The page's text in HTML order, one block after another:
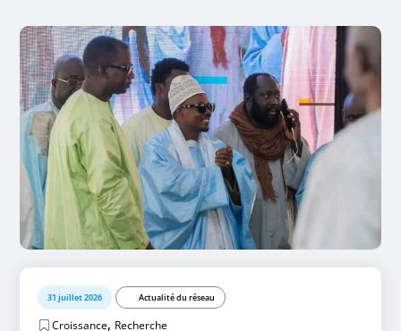
31 juillet 2026 Actualité du réseau
Croissance, Recherche